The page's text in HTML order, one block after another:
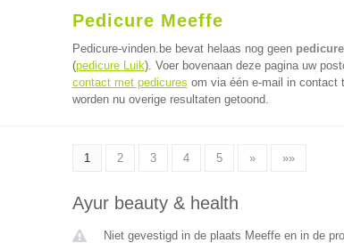
Pedicure Meeffe
Pedicure-vinden.be bevat helaas nog geen
(pedicure Luik). Voer bovenaan deze pagina uw
contact met pedicures om via één e-mail in contact
worden nu overige resultaten getoond.
1 2 3 4 5 » »»
Ayur beauty & health
Niet gevestigd in de plaats Meeffe en in de